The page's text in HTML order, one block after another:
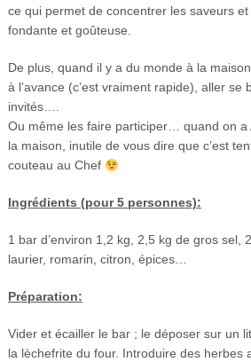
ce qui permet de concentrer les saveurs
fondante et goûteuse.
De plus, quand il y a du monde à la
à l’avance (c’est vraiment rapide), aller se
invités….
Ou même les faire participer… quand on a
la maison, inutile de vous dire que c’est
couteau au Chef
Ingrédients (pour 5 personnes):
1 bar d’environ 1,2 kg, 2,5 kg de gros sel,
laurier, romarin, citron, épices…
Préparation:
Vider et écailler le bar ; le déposer sur un
la lèchefrite du four. Introduire des herbes